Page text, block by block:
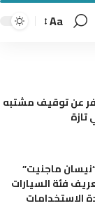
Aa
عن توقيف مشتبه
ماجنيت”
فئة السيارات
الاستخدامات